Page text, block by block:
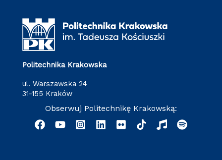
Politechnika Krakowska
ul. Warszawska 24
31-155 Kraków
Obserwuj Politechnikę Krakowską: